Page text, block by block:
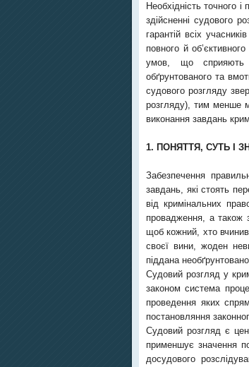
Необхідність точного
здійсненні судового
гарантій всіх
повного й
умов, що сприяють
обґрунтованого та
судового розгляду
розгляду), тим менше
виконання завдань
1. ПОНЯТТЯ, СУТЬ І
Забезпечення
завдань, які стоять
від кримінальних
провадження, а також
щоб кожний, хто
своєї вини, жоден
піддана
Судовий розгляд у
законом система
проведення яких
постановляння
Судовий розгляд є
применшує значення
досудового